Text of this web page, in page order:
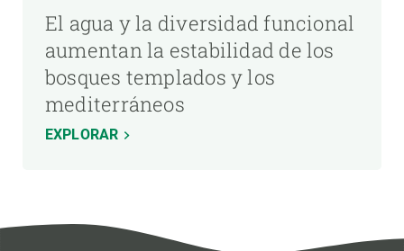
El agua y la diversidad funcional
aumentan la estabilidad de los
bosques templados y los
mediterráneos
EXPLORAR